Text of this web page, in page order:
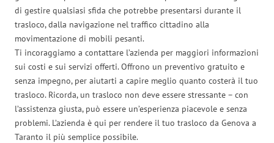
di gestire qualsiasi sfida che potrebbe presentarsi durante il
trasloco, dalla navigazione nel traffico cittadino alla
movimentazione di mobili pesanti.
Ti incoraggiamo a contattare l’azienda per maggiori informazioni
sui costi e sui servizi offerti. Offrono un preventivo gratuito e
senza impegno, per aiutarti a capire meglio quanto costerà il tuo
trasloco. Ricorda, un trasloco non deve essere stressante – con
l’assistenza giusta, può essere un’esperienza piacevole e senza
problemi. L’azienda è qui per rendere il tuo trasloco da Genova a
Taranto il più semplice possibile.